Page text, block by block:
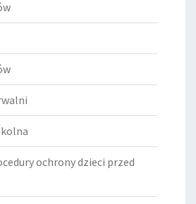
ochrony dzieci przed